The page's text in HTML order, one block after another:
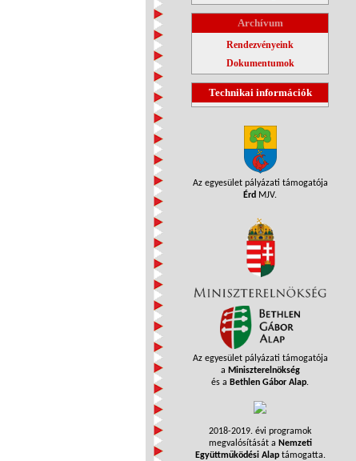
Archívum
Rendezvényeink
Dokumentumok
Technikai információk
Az egyesület pályázati támogatója
Érd MJV.
Az egyesület pályázati támogatója
a Miniszterelnökség
és a Bethlen Gábor Alap.
2018-2019. évi programok
megvalósítását a Nemzeti
Együttműködési Alaptámogatta.